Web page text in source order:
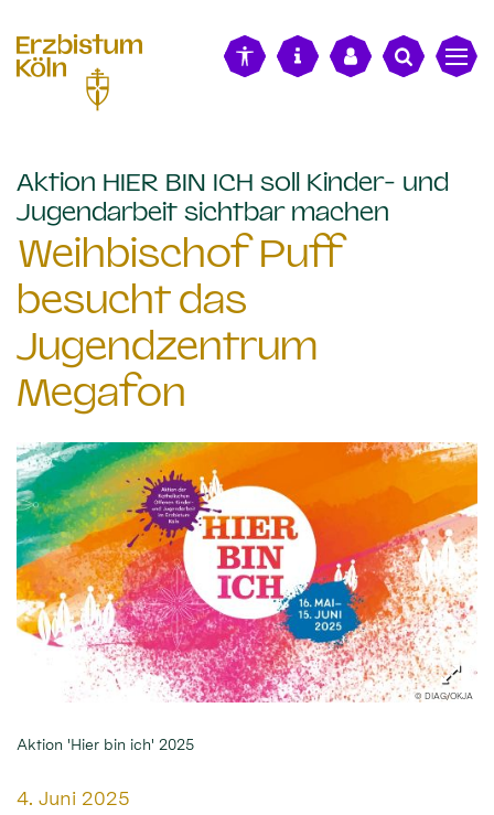
Aktion HIER BIN ICH soll Kinder- und
Jugendarbeit sichtbar machen
Weihbischof Puff
besucht das
Jugendzentrum
Megafon
© DIAG/OKJA
Aktion 'Hier bin ich' 2025
Datum:
4. Juni 2025